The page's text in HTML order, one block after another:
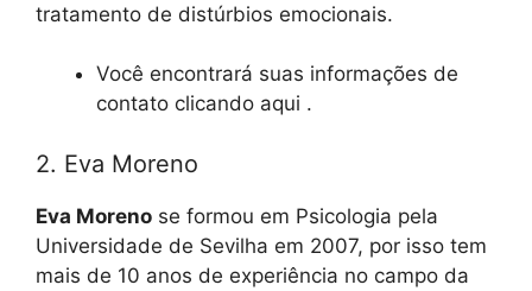
tratamento de distúrbios emocionais.
Você encontrará suas informações de
contato clicando aqui .
2. Eva Moreno
Eva Moreno se formou em Psicologia pela
Universidade de Sevilha em 2007, por isso tem
mais de 10 anos de experiência no campo da